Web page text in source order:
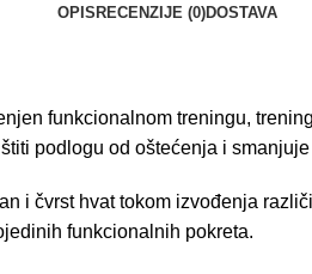
OPISRECENZIJE (0)DOSTAVA
funkcionalnom treningu,
podlogu od oštećenja i
i čvrst hvat tokom izvođenja
funkcionalnih pokreta.